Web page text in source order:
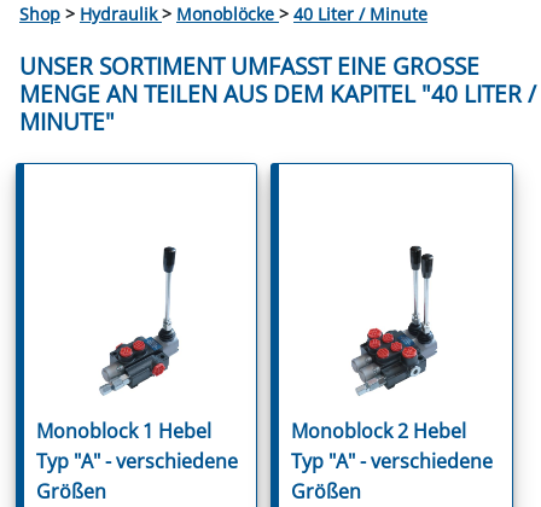
Shop > Hydraulik> Monoblöcke > 40 Liter / Minute
UNSER SORTIMENT UMFASST EINE GROSSE M
ENGE AN TEILEN AUS DEM KAPITEL "40 LITER / M
INUTE"
Monoblock 1 Hebel
Typ "A" - verschiedene
Größen
Monoblock 2 Hebel
Typ "A" - verschiedene
Größen